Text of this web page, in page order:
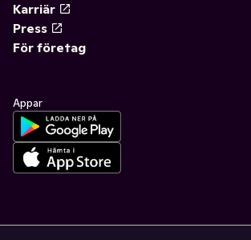
Karriär
Press
För företag
Appar